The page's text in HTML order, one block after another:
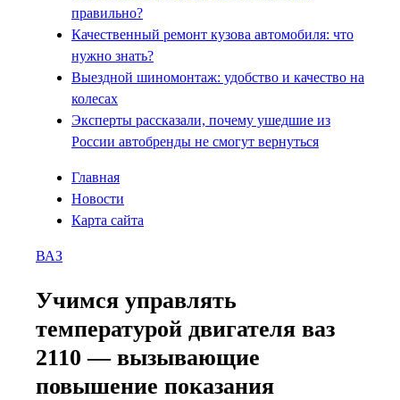
правильно?
Качественный ремонт кузова автомобиля: что
нужно знать?
Выездной шиномонтаж: удобство и качество на
колесах
Эксперты рассказали, почему ушедшие из
России автобренды не смогут вернуться
Главная
Новости
Карта сайта
ВАЗ
Учимся управлять
температурой двигателя ваз
2110 — вызывающие
повышение показания